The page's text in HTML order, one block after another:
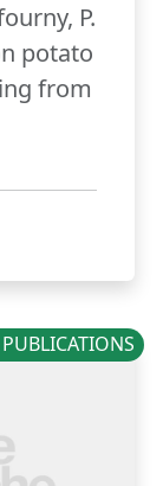
P.
potato
from